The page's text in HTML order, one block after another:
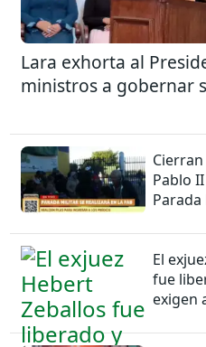
Lara exhorta al
ministros a gobernar
Cierran
Pablo
El
fue
exigen